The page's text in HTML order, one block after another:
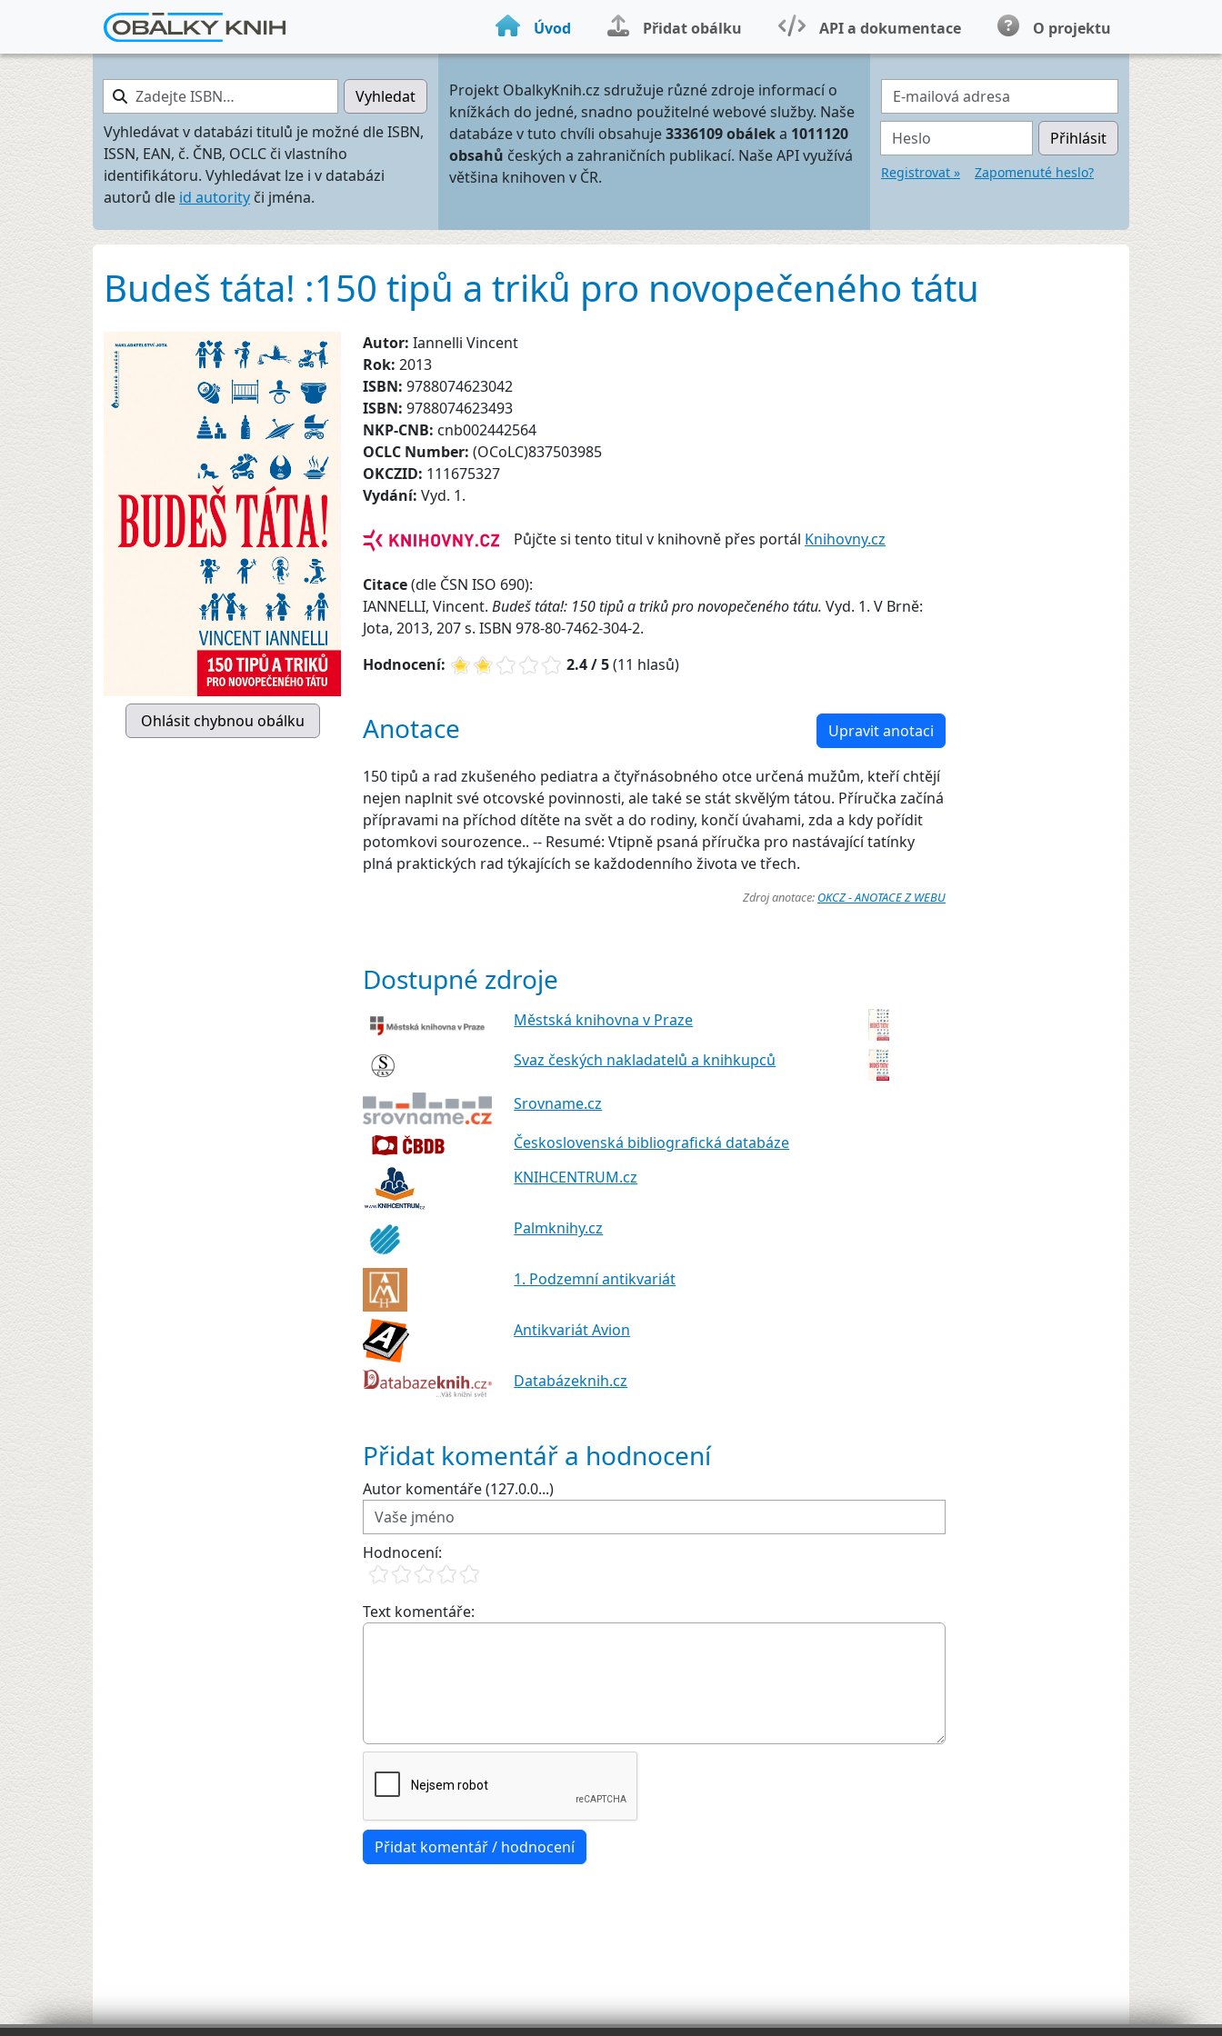
Úvod Přidat obálku API a dokumentace O projektu
Zadejte ISBN…
Vyhledat
Vyhledávat v databázi titulů je možné dle ISBN,
ISSN, EAN, č. ČNB, OCLC či vlastního
identifikátoru. Vyhledávat lze i v databázi
autorů dle id autority či jména.
Projekt ObalkyKnih.cz sdružuje různé zdroje informací o
knížkách do jedné, snadno použitelné webové služby. Naše
databáze v tuto chvíli obsahuje3336109 obáleka 1011120
obsahů českých a zahraničních publikací. Naše API využívá
většina knihoven v ČR.
E-mailová adresa
Heslo Přihlásit
Registrovat » Zapomenuté heslo?
Budeš táta! :150 tipů a triků pro novopečeného tátu
Autor: Iannelli Vincent
Rok: 2013
ISBN: 9788074623042
ISBN: 9788074623493
NKP-CNB: cnb002442564
OCLC Number: (OCoLC)837503985
OKCZID: 111675327
Vydání: Vyd. 1.
Půjčte si tento titul v knihovně přes portál Knihovny.cz
Citace(dle ČSN ISO 690):
IANNELLI, Vincent. Budeš táta!: 150 tipů a triků pro novopečeného tátu. Vyd. 1. V Brně:
Jota, 2013, 207 s. ISBN 978-80-7462-304-2.
Hodnocení:
2.4 / 5(11 hlasů)
Anotace Upravit anotaci
150 tipů a rad zkušeného pediatra a čtyřnásobného otce určená mužům, kteří chtějí
nejen naplnit své otcovské povinnosti, ale také se stát skvělým tátou. Příručka začíná
přípravami na příchod dítěte na svět a do rodiny, končí úvahami, zda a kdy pořídit
potomkovi sourozence.. -- Resumé: Vtipně psaná příručka pro nastávající tatínky
plná praktických rad týkajících se každodenního života ve třech.
Zdroj anotace: OKCZ - ANOTACE Z WEBU
Dostupné zdroje
Městská knihovna v Praze
Svaz českých nakladatelů a knihkupců
Srovname.cz
Československá bibliografická databáze
KNIHCENTRUM.cz
Palmknihy.cz
1. Podzemní antikvariát
Antikvariát Avion
Databázeknih.cz
Přidat komentář a hodnocení
Autor komentáře (127.0.0...)
Hodnocení:
Text komentáře: